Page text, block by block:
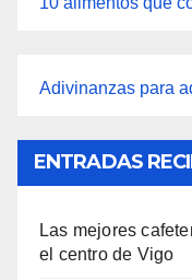
Adivinanzas para
ENTRADAS
Las mejores
el centro de Vigo